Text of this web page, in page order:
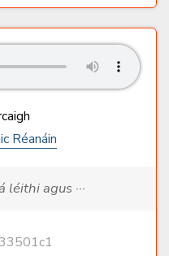
Réanáin
léithi agus ···